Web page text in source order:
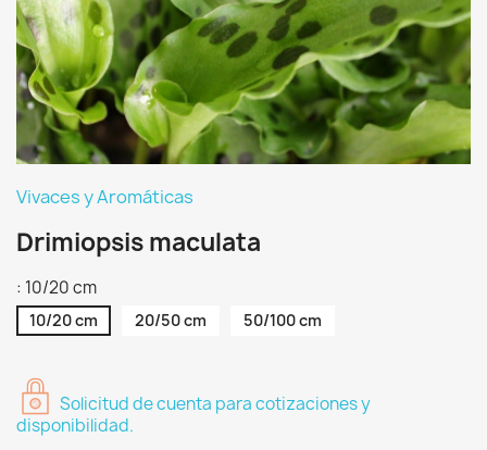
Vivaces y Aromáticas
Drimiopsis maculata
: 10/20 cm
10/20 cm 20/50 cm 50/100 cm
Solicitud de cuenta para cotizaciones y
disponibilidad.